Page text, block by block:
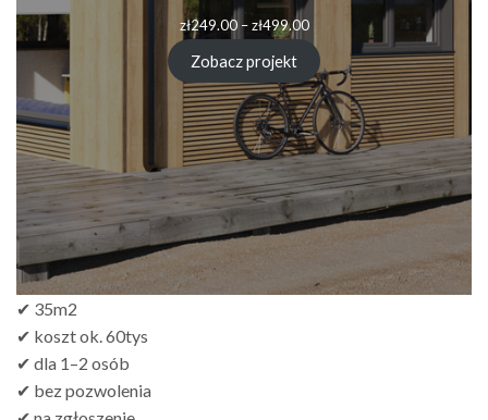
zł249.00 – zł499.00Zakres
od
zł249.00
do
zł499.00
Zobacz projekt
✔ 35m2
✔ koszt ok. 60tys
✔ dla 1–2 osób
✔ bez pozwolenia